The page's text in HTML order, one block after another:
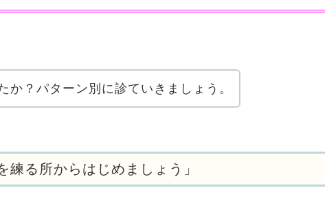
か？パターン別に診ていきましょう。
る所からはじめましょう」